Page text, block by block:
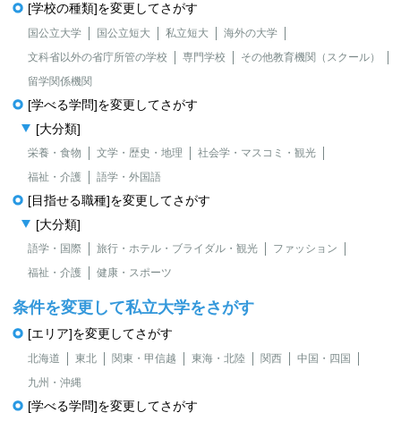
[学校の種類]を変更してさがす
国公立大学 国公立短大 私立短大
海外の大学
文科省以外の省庁所管の学校
専門学校
その他教育機関（スクール）
留学関係機関
[学べる学問]を変更してさがす
[大分類]
栄養・食物 文学・歴史・地理
社会学・マスコミ・観光
福祉・介護
語学・外国語
[目指せる職種]を変更してさがす
[大分類]
語学・国際 旅行・ホテル・ブライダル・観光
ファッション
福祉・介護
健康・スポーツ
条件を変更して私立大学をさがす
[エリア]を変更してさがす
北海道 東北 関東・甲信越 東海・北陸 関西
中国・四国
九州・沖縄
[学べる学問]を変更してさがす